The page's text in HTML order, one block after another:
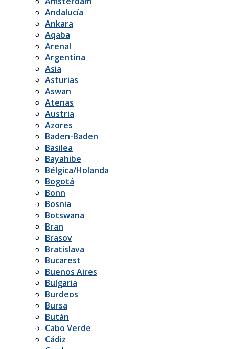
Andalucía
Ankara
Aqaba
Arenal
Argentina
Asia
Asturias
Aswan
Atenas
Austria
Azores
Baden-Baden
Basilea
Bayahibe
Bélgica/Holanda
Bogotá
Bonn
Bosnia
Botswana
Bran
Brasov
Bratislava
Bucarest
Buenos Aires
Bulgaria
Burdeos
Bursa
Bután
Cabo Verde
Cádiz